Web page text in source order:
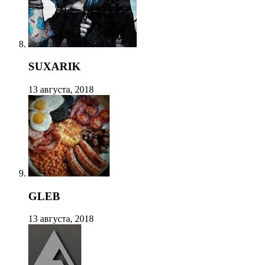
SUXARIK
13 августа, 2018
GLEB
13 августа, 2018